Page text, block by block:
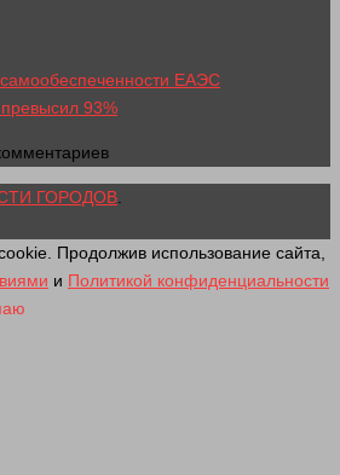
ЕАЭС
93%
ГОРОДОВ
Продолжив использование сайта,
и Политикой конфиденциальности